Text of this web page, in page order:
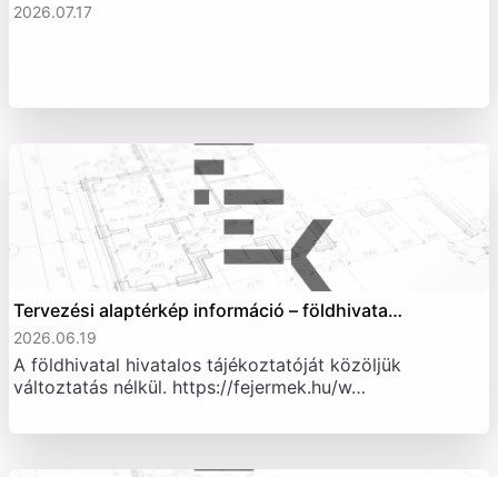
2026.07.17
Tervezési alaptérkép információ – földhivata…
2026.06.19
A földhivatal hivatalos tájékoztatóját közöljük
változtatás nélkül. https://fejermek.hu/w…